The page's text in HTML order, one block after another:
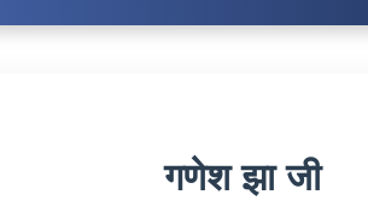
पंडित पवन जी